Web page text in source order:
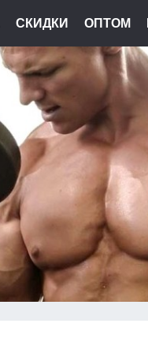
СКИДКИ ОПТОМ